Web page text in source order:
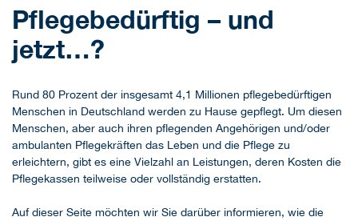
Pflegebedürftig – und
jetzt…?
Rund 80 Prozent der insgesamt 4,1 Millionen pflegebedürftigen
Menschen in Deutschland werden zu Hause gepflegt. Um diesen
Menschen, aber auch ihren pflegenden Angehörigen und/oder
ambulanten Pflegekräften das Leben und die Pflege zu
erleichtern, gibt es eine Vielzahl an Leistungen, deren Kosten die
Pflegekassen teilweise oder vollständig erstatten.
Auf dieser Seite möchten wir Sie darüber informieren, wie die